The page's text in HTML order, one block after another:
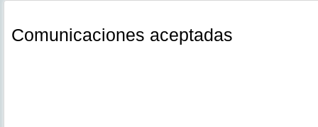
Comunicaciones aceptadas